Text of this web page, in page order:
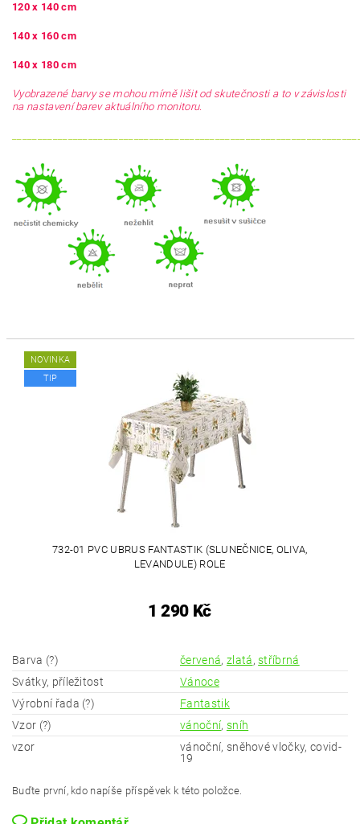
120 x 140 cm
140 x 160 cm
140 x 180 cm
Vyobrazené barvy se mohou mírně lišit od skutečnosti a to v závislosti
na nastavení barev aktuálního monitoru.
NOVINKA
TIP
732-01 PVC UBRUS FANTASTIK (SLUNEČNICE, OLIVA,
LEVANDULE) ROLE
1 290 Kč
Barva (?) červená, zlatá,stříbrná
Svátky, příležitost
Vánoce
Výrobní řada (?)
Fantastik
Vzor (?)
vánoční, sníh
vzor
vánoční, sněhové vločky, covid-
19
Buďte první, kdo napíše příspěvek k této položce.